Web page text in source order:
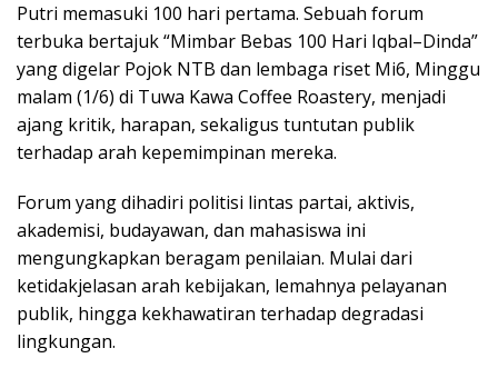
Putri memasuki 100 hari pertama. Sebuah forum
terbuka bertajuk “Mimbar Bebas 100 Hari Iqbal–Dinda”
yang digelar Pojok NTB dan lembaga riset Mi6, Minggu
malam (1/6) di Tuwa Kawa Coffee Roastery, menjadi
ajang kritik, harapan, sekaligus tuntutan publik
terhadap arah kepemimpinan mereka.
Forum yang dihadiri politisi lintas partai, aktivis,
akademisi, budayawan, dan mahasiswa ini
mengungkapkan beragam penilaian. Mulai dari
ketidakjelasan arah kebijakan, lemahnya pelayanan
publik, hingga kekhawatiran terhadap degradasi
lingkungan.